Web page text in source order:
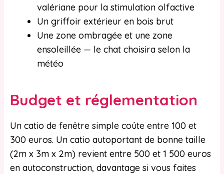
valériane pour la stimulation olfactive
Un griffoir extérieur en bois brut
Une zone ombragée et une zone
ensoleillée — le chat choisira selon la
météo
Budget et réglementation
Un catio de fenêtre simple coûte entre 100 et
300 euros. Un catio autoportant de bonne taille
(2m x 3m x 2m) revient entre 500 et 1 500 euros
en autoconstruction, davantage si vous faites